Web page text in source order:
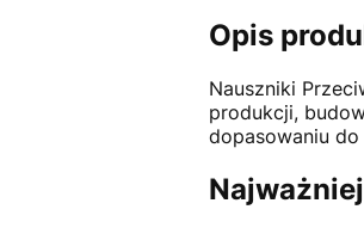
Opis
Nauszniki
produkcji,
dopasowaniu